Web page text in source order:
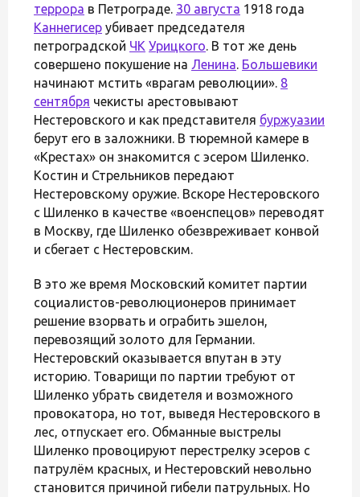
террора в Петрограде. 30 августа 1918 года
Каннегисер убивает председателя
петроградской ЧК Урицкого. В тот же день
совершено покушение на Ленина. Большевики
начинают мстить «врагам революции». 8
сентября чекисты арестовывают
Нестеровского и как представителя буржуазии
берут его в заложники. В тюремной камере в
«Крестах» он знакомится с эсером Шиленко.
Костин и Стрельников передают
Нестеровскому оружие. Вскоре Нестеровского
с Шиленко в качестве «военспецов» переводят
в Москву, где Шиленко обезвреживает конвой
и сбегает с Нестеровским.
В это же время Московский комитет партии
социалистов-революционеров принимает
решение взорвать и ограбить эшелон,
перевозящий золото для Германии.
Нестеровский оказывается впутан в эту
историю. Товарищи по партии требуют от
Шиленко убрать свидетеля и возможного
провокатора, но тот, выведя Нестеровского в
лес, отпускает его. Обманные выстрелы
Шиленко провоцируют перестрелку эсеров с
патрулём красных, и Нестеровский невольно
становится причиной гибели патрульных. Но